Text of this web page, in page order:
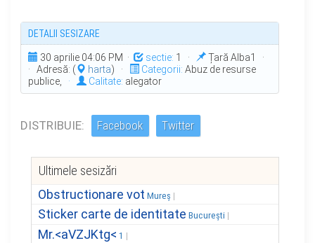
DETALII SESIZARE
30 aprilie 04:06 PM · sectie: 1 ·
Țară Alba1 ·
· Adresă: (
harta) · Categorii: Abuz de resurse
publice,
· Calitate: alegator
DISTRIBUIE: Facebook Twitter
Ultimele sesizări
Obstructionare vot Mureș
Sticker carte de identitate București
Mr.<aVZJKtg< 1